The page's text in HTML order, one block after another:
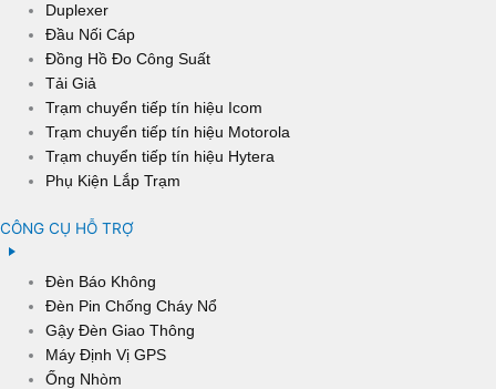
Duplexer
Đầu Nối Cáp
Đồng Hồ Đo Công Suất
Tải Giả
Trạm chuyển tiếp tín hiệu Icom
Trạm chuyển tiếp tín hiệu Motorola
Trạm chuyển tiếp tín hiệu Hytera
Phụ Kiện Lắp Trạm
CÔNG CỤ HỖ TRỢ
Đèn Báo Không
Đèn Pin Chống Cháy Nổ
Gậy Đèn Giao Thông
Máy Định Vị GPS
Ống Nhòm